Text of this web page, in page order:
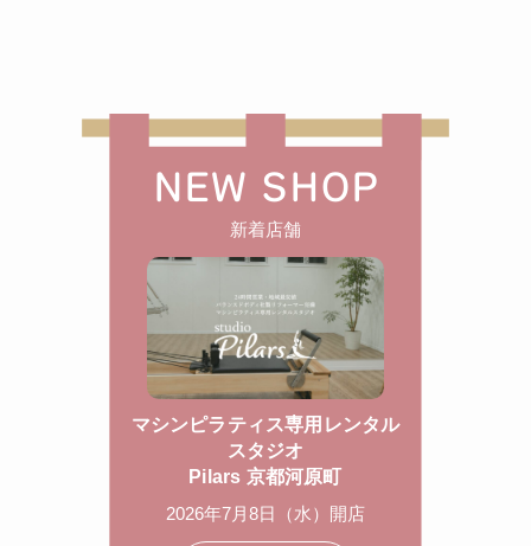
NEW SHOP
新着店舗
マシンピラティス専用レンタル
スタジオ
Pilars 京都河原町
2026年7月8日（水）開店